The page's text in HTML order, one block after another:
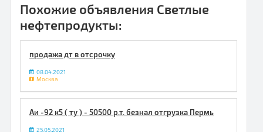
Похожие объявления Светлые
нефтепродукты:
продажа дт в отсрочку
08.04.2021
Москва
Аи -92 к5 ( ту ) - 50500 р.т. безнал отгрузка Пермь
25.05.2021